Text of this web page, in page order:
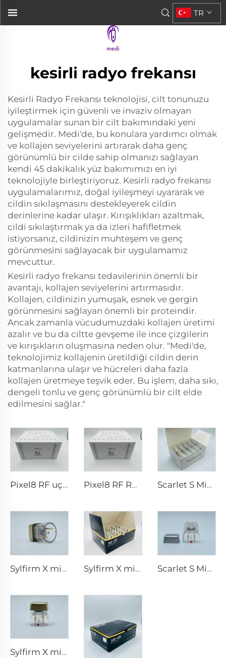
TR
kesirli radyo frekansı
Kesirli Radyo Frekansı teknolojisi, cilt tonunuzu
iyileştirmek için güvenli ve invaziv olmayan
uygulamalar sunan bir cilt bakımındaki yeni
gelişmedir. Medi'de, bu konulara yardımcı olmak
ve kollajen seviyelerini artırarak daha genç
görünümlü bir cilde sahip olmanızı sağlayan
kendi 45 dakikalık yüz bakımımızı en iyi
teknolojiyle birleştiriyoruz. Kesirli radyo frekansı
uygulamalarımız, doğal iyileşmeyi uyararak ve
cildin sıkılaşmasını destekleyerek cildin
derinlerine kadar ulaşır. Kırışıklıkları azaltmak,
cildi sıkılaştırmak ya da izleri hafifletmek
istiyorsanız, cildinizin muhteşem ve genç
görünmesini sağlayacak bir uygulamamız
mevcuttur.
Kesirli radyo frekansı tedavilerinin önemli bir
avantajı, kollajen seviyelerini artırmasıdır.
Kollajen, cildinizin yumuşak, esnek ve gergin
görünmesini sağlayan önemli bir proteindir.
Ancak zamanla vücudumuzdaki kollajen üretimi
azalır ve bu da ciltte gevşeme ile ince çizgilerin
ve kırışıkların oluşmasına neden olur. "Medi'de,
teknolojimiz kollajenin üretildiği cildin derin
katmanlarına ulaşır ve hücreleri daha fazla
kollajen üretmeye teşvik eder. Bu işlem, daha sıkı,
dengeli tonlu ve genç görünümlü bir cilt elde
edilmesini sağlar."
Pixel8 RF uçları Pixel8 RF Rohrer Estetik 25 49 64 uçları Scarlet S Mikroiğneleme rf Bi-polar Elektrotlar Tüketilebilir uç 25pin
Sylfirm X mikroiğneleme rf uçları X-25 Sylfirm X mikroiğneleme rf uçları XE-25 Scarlet S Mikroiğneleme rf Bi-polar Elektrotlar Tüketilebilir uç 25pin
Sylfirm X mikroiğneleme rf cilt bakımı sylfirm X uçları X-25